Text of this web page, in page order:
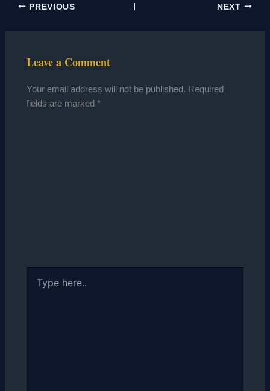
PREVIOUS NEXT
Leave a Comment
Your email address will not be published. Required
fields are marked*
here..